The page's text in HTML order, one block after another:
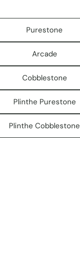
Purestone
Arcade
Cobblestone
Plinthe Purestone
Plinthe Cobblestone